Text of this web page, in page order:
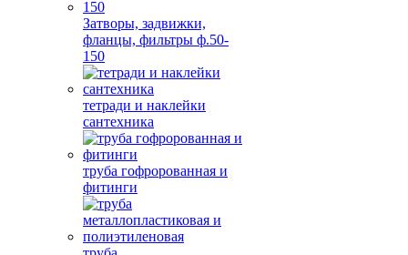
Затворы, задвижки,
фланцы, фильтры ф.50-
150
тетради и наклейки
сантехника
труба гофророванная и
фитинги